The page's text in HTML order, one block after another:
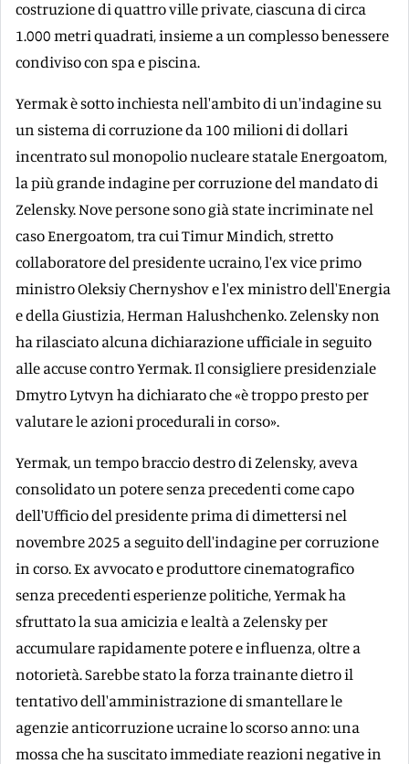
costruzione di quattro ville private, ciascuna di circa
1.000 metri quadrati, insieme a un complesso benessere
condiviso con spa e piscina.
Yermak è sotto inchiesta nell'ambito di un'indagine su
un sistema di corruzione da 100 milioni di dollari
incentrato sul monopolio nucleare statale Energoatom,
la più grande indagine per corruzione del mandato di
Zelensky. Nove persone sono già state incriminate nel
caso Energoatom, tra cui Timur Mindich, stretto
collaboratore del presidente ucraino, l'ex vice primo
ministro Oleksiy Chernyshov e l'ex ministro dell'Energia
e della Giustizia, Herman Halushchenko. Zelensky non
ha rilasciato alcuna dichiarazione ufficiale in seguito
alle accuse contro Yermak. Il consigliere presidenziale
Dmytro Lytvyn ha dichiarato che «è troppo presto per
valutare le azioni procedurali in corso».
Yermak, un tempo braccio destro di Zelensky, aveva
consolidato un potere senza precedenti come capo
dell'Ufficio del presidente prima di dimettersi nel
novembre 2025 a seguito dell'indagine per corruzione
in corso. Ex avvocato e produttore cinematografico
senza precedenti esperienze politiche, Yermak ha
sfruttato la sua amicizia e lealtà a Zelensky per
accumulare rapidamente potere e influenza, oltre a
notorietà. Sarebbe stato la forza trainante dietro il
tentativo dell'amministrazione di smantellare le
agenzie anticorruzione ucraine lo scorso anno: una
mossa che ha suscitato immediate reazioni negative in